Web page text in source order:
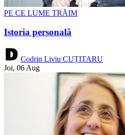
PE CE LUME TRĂIM
Istoria personală
Codrin Liviu CUȚITARU
Joi, 06 Aug